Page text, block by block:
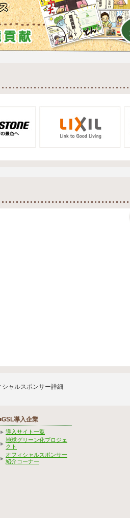
ャルスポンサー詳細
導入企業
導入サイト一覧
地球グリーン化プロジェ
クト
オフィシャルスポンサー
紹介コーナー